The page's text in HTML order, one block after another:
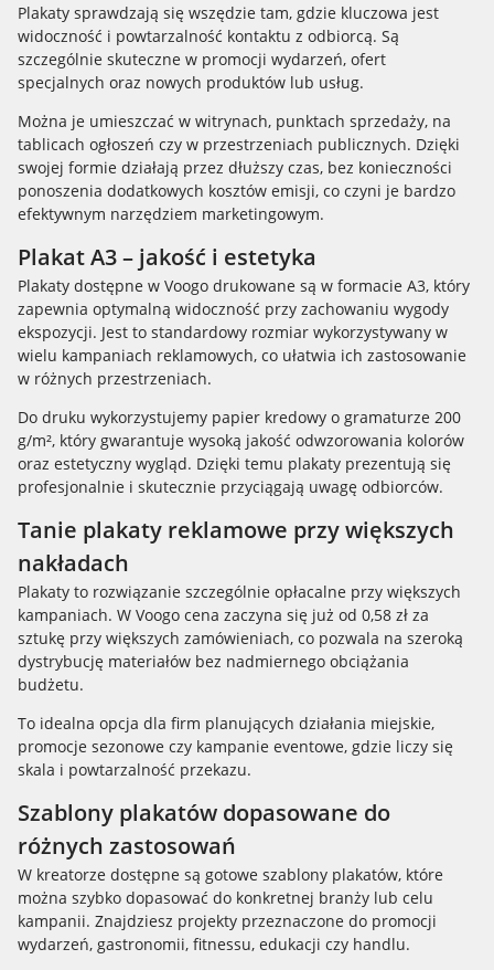
Plakaty sprawdzają się wszędzie tam, gdzie kluczowa jest
widoczność i powtarzalność kontaktu z odbiorcą. Są
szczególnie skuteczne w promocji wydarzeń, ofert
specjalnych oraz nowych produktów lub usług.
Można je umieszczać w witrynach, punktach sprzedaży, na
tablicach ogłoszeń czy w przestrzeniach publicznych. Dzięki
swojej formie działają przez dłuższy czas, bez konieczności
ponoszenia dodatkowych kosztów emisji, co czyni je bardzo
efektywnym narzędziem marketingowym.
Plakat A3 – jakość i estetyka
Plakaty dostępne w Voogo drukowane są w formacie A3, który
zapewnia optymalną widoczność przy zachowaniu wygody
ekspozycji. Jest to standardowy rozmiar wykorzystywany w
wielu kampaniach reklamowych, co ułatwia ich zastosowanie
w różnych przestrzeniach.
Do druku wykorzystujemy papier kredowy o gramaturze 200
g/m², który gwarantuje wysoką jakość odwzorowania kolorów
oraz estetyczny wygląd. Dzięki temu plakaty prezentują się
profesjonalnie i skutecznie przyciągają uwagę odbiorców.
Tanie plakaty reklamowe przy większych
nakładach
Plakaty to rozwiązanie szczególnie opłacalne przy większych
kampaniach. W Voogo cena zaczyna się już od 0,58 zł za
sztukę przy większych zamówieniach, co pozwala na szeroką
dystrybucję materiałów bez nadmiernego obciążania
budżetu.
To idealna opcja dla firm planujących działania miejskie,
promocje sezonowe czy kampanie eventowe, gdzie liczy się
skala i powtarzalność przekazu.
Szablony plakatów dopasowane do
różnych zastosowań
W kreatorze dostępne są gotowe szablony plakatów, które
można szybko dopasować do konkretnej branży lub celu
kampanii. Znajdziesz projekty przeznaczone do promocji
wydarzeń, gastronomii, fitnessu, edukacji czy handlu.